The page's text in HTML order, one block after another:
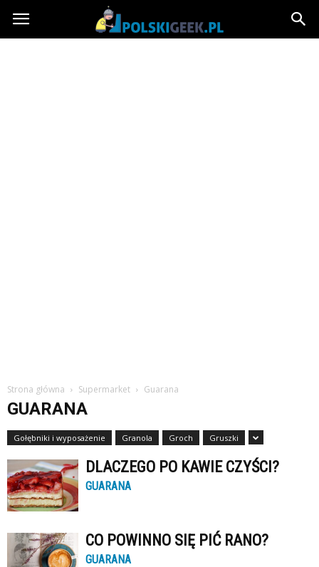
PolskiGeek.pl
Strona główna Supermarket Guarana
GUARANA
Gołębniki i wyposażenie Granola Groch Gruszki
DLACZEGO PO KAWIE CZYŚCI?
GUARANA
CO POWINNO SIĘ PIĆ RANO?
GUARANA